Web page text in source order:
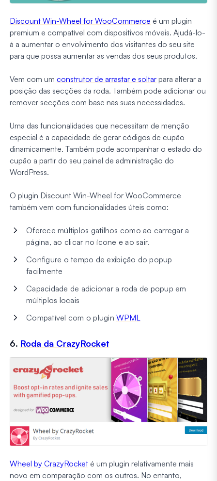
Discount Win-Wheel for WooCommerce é um plugin
premium e compatível com dispositivos móveis. Ajudá-lo-
á a aumentar o envolvimento dos visitantes do seu site
para que possa aumentar as vendas dos seus produtos.
Vem com um construtor de arrastar e soltar para alterar a
posição das secções da roda. Também pode adicionar ou
remover secções com base nas suas necessidades.
Uma das funcionalidades que necessitam de menção
especial é a capacidade de gerar códigos de cupão
dinamicamente. Também pode acompanhar o estado do
cupão a partir do seu painel de administração do
WordPress.
O plugin Discount Win-Wheel for WooCommerce
também vem com funcionalidades úteis como:
Oferece múltiplos gatilhos como ao carregar a
página, ao clicar no ícone e ao sair.
Configure o tempo de exibição do popup
facilmente
Capacidade de adicionar a roda de popup em
múltiplos locais
Compatível com o plugin WPML
6. Roda da CrazyRocket
Wheel by CrazyRocket é um plugin relativamente mais
novo em comparação com os outros. No entanto,